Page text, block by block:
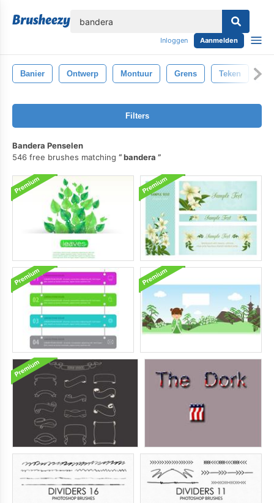
Inloggen Aanmelden
Banier Ontwerp Montuur Grens Teken
Filters
Bandera Penselen
546 free brushes matching
bandera